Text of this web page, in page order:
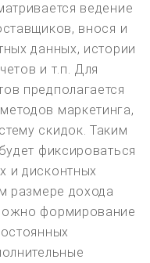
ведение
внося и
данных, истории
и т.п. Для
предполагается
маркетинга,
скидок. Таким
фиксироваться
и дисконтных
размере дохода
формирование